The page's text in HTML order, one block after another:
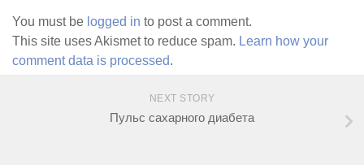
You must be logged in to post a comment.
This site uses Akismet to reduce spam. Learn how your
comment data is processed.
NEXT STORY
Пульс сахарного диабета